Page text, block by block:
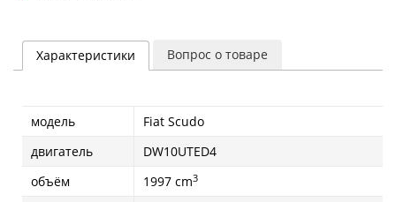
Характеристики Вопрос о товаре
модель
Fiat Scudo
двигатель
DW10UTED4
объём
1997 cm3